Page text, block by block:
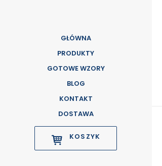
GŁÓWNA
PRODUKTY
GOTOWE WZORY
BLOG
KONTAKT
DOSTAWA
KOSZYK